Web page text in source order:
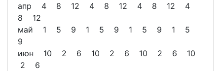
апр 4 8 12 4 8 12 4 8 12 4
8 12
май 1 5 9 1 5 9 1 5 9 1 5
9
июн 10 2 6 10 2 6 10 2 6 10
2 6